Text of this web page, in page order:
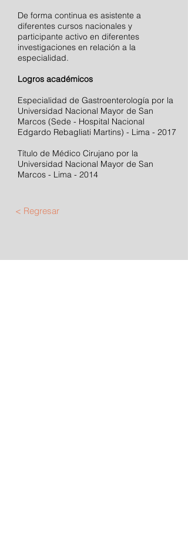
​De forma continua es asistente a
diferentes cursos nacionales y
participante activo en diferentes
investigaciones en relación a la
especialidad.
Logros académicos
Especialidad de Gastroenterología por la
Universidad Nacional Mayor de San
Marcos (Sede - Hospital Nacional
Edgardo Rebagliati Martins) - Lima - 2017
Título de Médico Cirujano por la
Universidad Nacional Mayor de San
Marcos - Lima - 2014
< Regresar